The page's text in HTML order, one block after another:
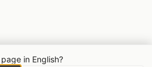
in English?